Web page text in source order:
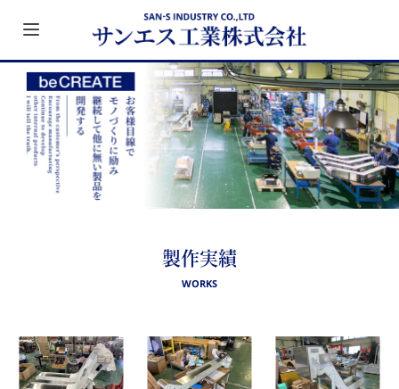
Toggle
navigation
製作実績
WORKS